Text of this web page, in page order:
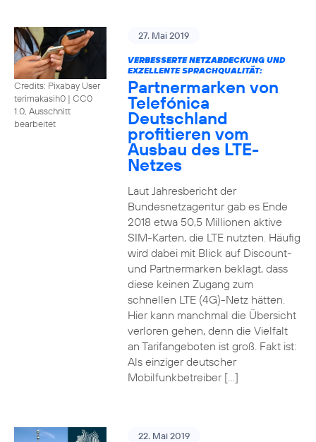
Credits: Pixabay User
terimakasih0 | CC0
1.0, Ausschnitt
bearbeitet
27. Mai 2019
VERBESSERTE NETZABDECKUNG UND
EXZELLENTE SPRACHQUALITÄT:
Partnermarken von
Telefónica
Deutschland
profitieren vom
Ausbau des LTE-
Netzes
Laut Jahresbericht der
Bundesnetzagentur gab es Ende
2018 etwa 50,5 Millionen aktive
SIM-Karten, die LTE nutzten. Häufig
wird dabei mit Blick auf Discount-
und Partnermarken beklagt, dass
diese keinen Zugang zum
schnellen LTE (4G)-Netz hätten.
Hier kann manchmal die Übersicht
verloren gehen, denn die Vielfalt
an Tarifangeboten ist groß. Fakt ist:
Als einziger deutscher
Mobilfunkbetreiber […]
22. Mai 2019